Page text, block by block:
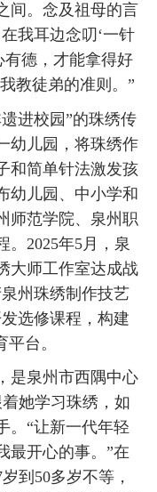
间。念及祖母的言
我耳边念叨‘一针
有德，才能拿得好
教徒弟的准则。”
进校园”的珠绣传
幼儿园，将珠绣作
和简单针法激发孩
幼儿园、中小学和
师范学院、泉州职
。2025年5月，泉
大师工作室达成战
州珠绣制作技艺
选修课程，构建
台。
是泉州市西隅中心
她学习珠绣，如
。“让新一代年轻
最开心的事。”在
到50多岁不等，